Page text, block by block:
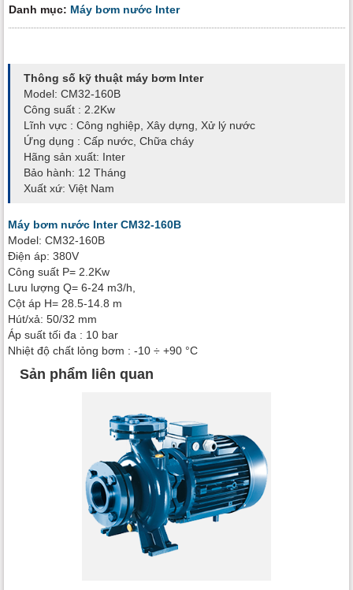
Danh mục: Máy bơm nước Inter
Thông số kỹ thuật máy bơm Inter
Model: CM32-160B
Công suất : 2.2Kw
Lĩnh vực : Công nghiệp, Xây dựng, Xử lý nước
Ứng dụng : Cấp nước, Chữa cháy
Hãng sản xuất: Inter
Bảo hành: 12 Tháng
Xuất xứ: Việt Nam
Máy bơm nước Inter CM32-160B
Model: CM32-160B
Điện áp: 380V
Công suất P= 2.2Kw
Lưu lượng Q= 6-24 m3/h,
Cột áp H= 28.5-14.8 m
Hút/xả: 50/32 mm
Áp suất tối đa : 10 bar
Nhiệt độ chất lỏng bơm : -10 ÷ +90 °C
Sản phẩm liên quan